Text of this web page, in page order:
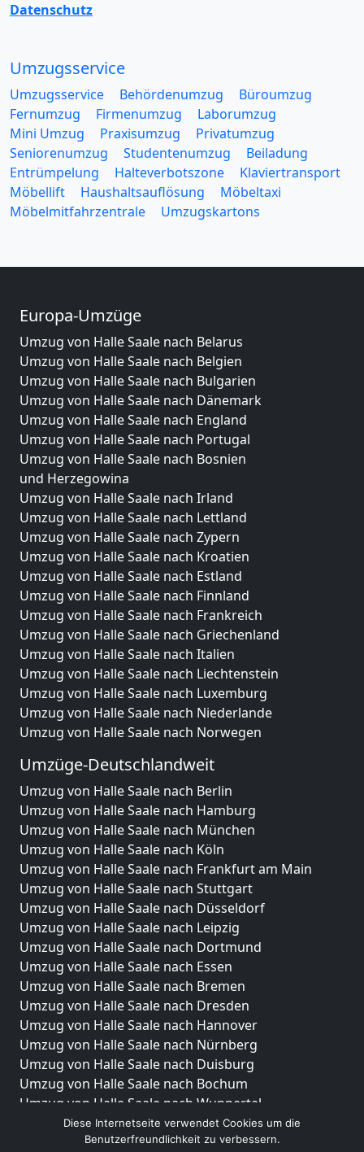
Datenschutz
Umzugsservice
Umzugsservice Behördenumzug
Büroumzug
Fernumzug
Firmenumzug
Laborumzug
Mini Umzug
Praxisumzug
Privatumzug
Seniorenumzug
Studentenumzug
Beiladung
Entrümpelung
Halteverbotszone
Klaviertransport
Möbellift
Haushaltsauflösung
Möbeltaxi
Möbelmitfahrzentrale
Umzugskartons
Europa-Umzüge
Umzug von Halle Saale nach Belarus
Umzug von Halle Saale nach Belgien
Umzug von Halle Saale nach Bulgarien
Umzug von Halle Saale nach Dänemark
Umzug von Halle Saale nach England
Umzug von Halle Saale nach Portugal
Umzug von Halle Saale nach Bosnien
und Herzegowina
Umzug von Halle Saale nach Irland
Umzug von Halle Saale nach Lettland
Umzug von Halle Saale nach Zypern
Umzug von Halle Saale nach Kroatien
Umzug von Halle Saale nach Estland
Umzug von Halle Saale nach Finnland
Umzug von Halle Saale nach Frankreich
Umzug von Halle Saale nach Griechenland
Umzug von Halle Saale nach Italien
Umzug von Halle Saale nach Liechtenstein
Umzug von Halle Saale nach Luxemburg
Umzug von Halle Saale nach Niederlande
Umzug von Halle Saale nach Norwegen
Umzüge-Deutschlandweit
Umzug von Halle Saale nach Berlin
Umzug von Halle Saale nach Hamburg
Umzug von Halle Saale nach München
Umzug von Halle Saale nach Köln
Umzug von Halle Saale nach Frankfurt am Main
Umzug von Halle Saale nach Stuttgart
Umzug von Halle Saale nach Düsseldorf
Umzug von Halle Saale nach Leipzig
Umzug von Halle Saale nach Dortmund
Umzug von Halle Saale nach Essen
Umzug von Halle Saale nach Bremen
Umzug von Halle Saale nach Dresden
Umzug von Halle Saale nach Hannover
Umzug von Halle Saale nach Nürnberg
Umzug von Halle Saale nach Duisburg
Umzug von Halle Saale nach Bochum
Umzug von Halle Saale nach Wuppertal
Umzug von Halle Saale nach Bielefeld
Umzug von Halle Saale nach Bonn
Diese Internetseite verwendet Cookies um die
Benutzerfreundlichkeit zu verbessern.